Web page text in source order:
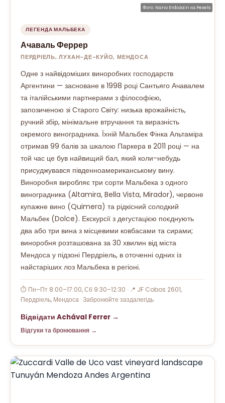
Фото: Nano Erdozain на Pexels
ЛЕГЕНДА МАЛЬБЕКА
Ачаваль Феррер
ПЕРДРІЕЛЬ, ЛУХАН-ДЕ-КУЙО, МЕНДОСА
Одне з найвідоміших виноробних господарств
Аргентини — засноване в 1998 році Сантьяго Ачавалем
та італійськими партнерами з філософією,
запозиченою зі Старого Світу: низька врожайність,
ручний збір, мінімальне втручання та виразність
окремого виноградника. Їхній Мальбек Фінка Альтаміра
отримав 99 балів за шкалою Паркера в 2011 році — на
той час це був найвищий бал, який коли-небудь
присуджувався південноамериканському вину.
Виноробня виробляє три сорти Мальбека з одного
виноградника (Altamira, Bella Vista, Mirador), червоне
купажне вино (Quimera) та рідкісний солодкий
Мальбек (Dolce). Екскурсії з дегустацією поєднують
два або три вина з місцевими ковбасами та сирами;
виноробня розташована за 30 хвилин від міста
Мендоса у підзоні Пердріель, в оточенні одних із
найстаріших лоз Мальбека в регіоні.
⏱ Пн–Пт 8:00–17:00, Сб 9:30–12:30 · 📍 JF Cobos 2601,
Пердріель, Мендоса · Забронюйте заздалегідь
Відвідати Achával Ferrer →
Відгуки та бронювання →